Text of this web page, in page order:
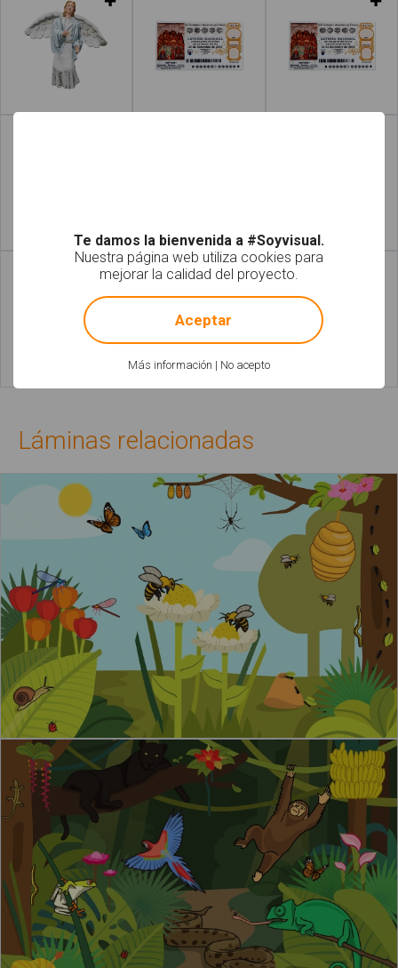
Leer más Leer más
Leer más Leer más
Láminas relacionadas
Te damos la bienvenida a #Soyvisual.
Nuestra página web utiliza cookies para
mejorar la calidad del proyecto.
Más información | No acepto
! Not valid!
Aceptar